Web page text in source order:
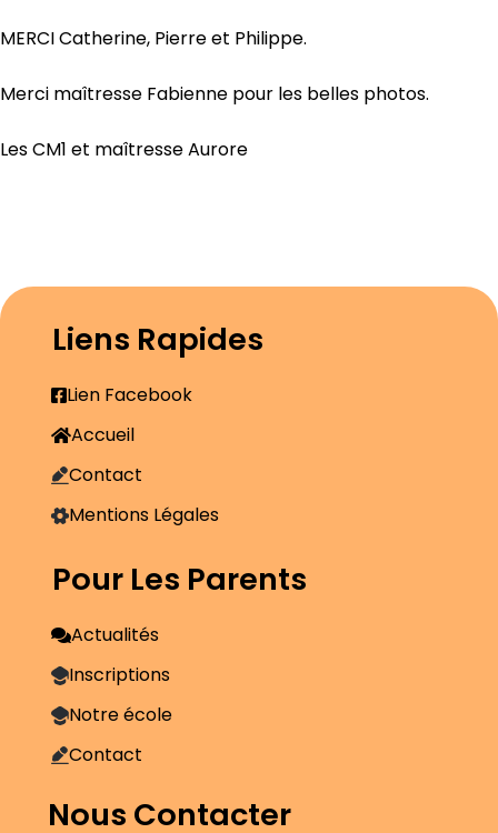
MERCI Catherine, Pierre et Philippe.
Merci maîtresse Fabienne pour les belles photos.
Les CM1 et maîtresse Aurore
Liens Rapides
Lien Facebook
Accueil
Contact
Mentions Légales
Pour Les Parents
Actualités
Inscriptions
Notre école
Contact
Nous Contacter